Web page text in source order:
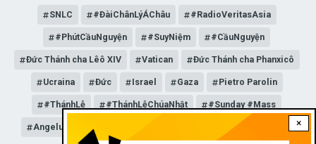
×
SNLC #ĐàiChânLýÁChâu #RadioVeritasAsia
#PhútCầuNguyện #SuyNiệm #CầuNguyện
Đức Thánh cha Lêô XIV Vatican Đức Thánh cha Phanxicô
Ucraina Đức Israel Gaza Pietro Parolin
#ThánhLễ #ThánhLễChúaNhật #Sunday #Mass
Angelus Đức Giáo hoàng Lêô XIV General Audience